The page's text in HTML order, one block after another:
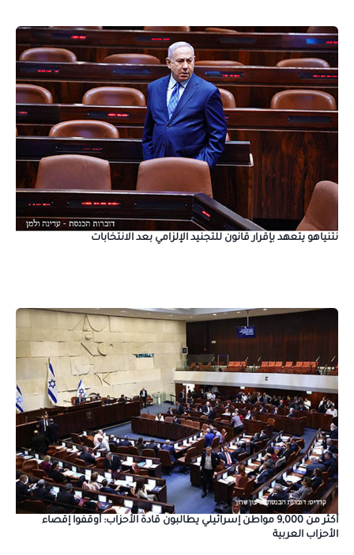
نتنياهو يتعهد بإقرار قانون للتجنيد الإلزامي بعد الانتخابات
أكثر من 9,000 مواطن إسرائيلي يطالبون قادة الأحزاب: أوقفوا إقصاء
الأحزاب العربية